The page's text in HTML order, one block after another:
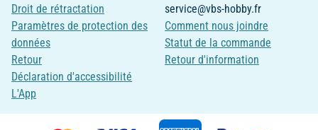
Droit de rétractation
Paramètres de protection des
données
Retour
Déclaration d'accessibilité
L'App
service@vbs-hobby.fr
Comment nous joindre
Statut de la commande
Retour d'information